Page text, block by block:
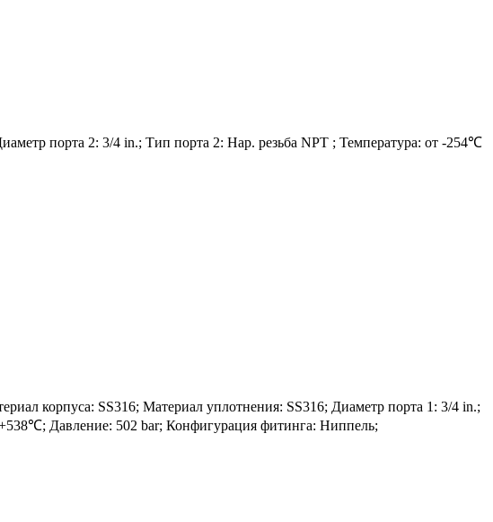
порта 2: 3/4 in.; Тип порта 2: Нар. резьба NPT ; Температура: от -254℃
корпуса: SS316; Материал уплотнения: SS316; Диаметр порта 1: 3/4 in.;
Давление: 502 bar; Конфигурация фитинга: Ниппель;